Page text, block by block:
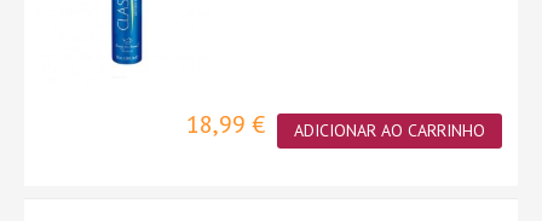
18,99 € ADICIONAR AO CARRINHO